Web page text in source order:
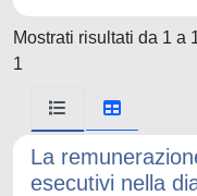
Mostrati risultati da 1 a
1
La
esecutivi nella